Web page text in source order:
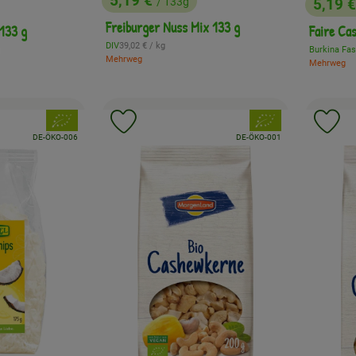
g
, Preis:
Freiburger Nuss Mix 133 g
, Herkunft:
DIV, Referenzpreis:
39,02 € / kg
Mehrweg
,
5,19 €
Faire
, Herkunft:
Burkina
Mehrweg
, Verband:
, Kontrollstelle:
DE-ÖKO-006
hinzufügen
, Verband:
, Kontrollstelle:
DE-ÖKO-001
Produkt zu Favouriten hinzufügen